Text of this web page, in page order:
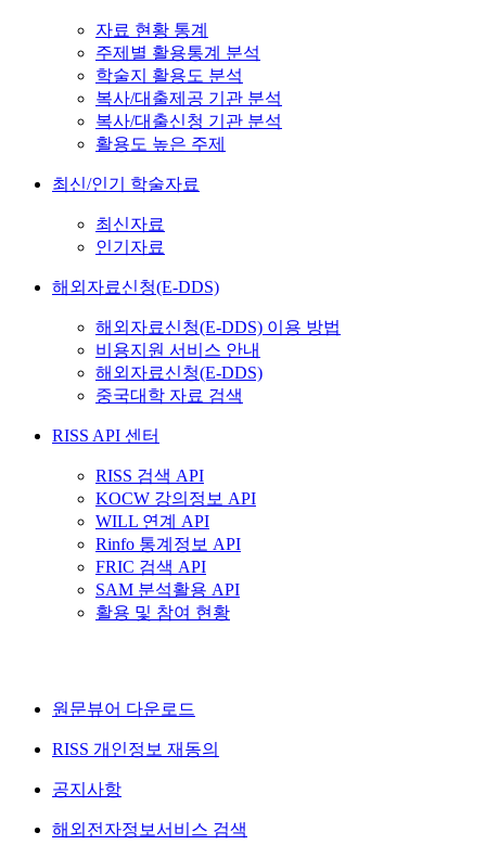
자료 현황 통계
주제별 활용통계 분석
학술지 활용도 분석
복사/대출제공 기관 분석
복사/대출신청 기관 분석
활용도 높은 주제
최신/인기 학술자료
최신자료
인기자료
해외자료신청(E-DDS)
해외자료신청(E-DDS) 이용 방법
비용지원 서비스 안내
해외자료신청(E-DDS)
중국대학 자료 검색
RISS API 센터
RISS 검색 API
KOCW 강의정보 API
WILL 연계 API
Rinfo 통계정보 API
FRIC 검색 API
SAM 분석활용 API
활용 및 참여 현황
원문뷰어 다운로드
RISS 개인정보 재동의
공지사항
해외전자정보서비스 검색